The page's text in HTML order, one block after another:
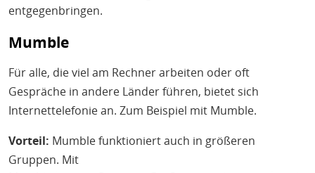
entgegenbringen.
Mumble
Für alle, die viel am Rechner arbeiten oder oft
Gespräche in andere Länder führen, bietet sich
Internettelefonie an. Zum Beispiel mit Mumble.
Vorteil: Mumble funktioniert auch in größeren
Gruppen. Mit